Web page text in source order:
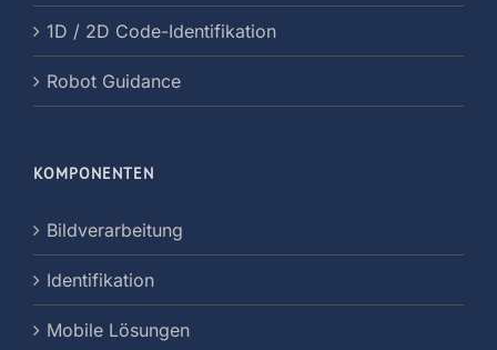
1D / 2D Code-Identifikation
Robot Guidance
KOMPONENTEN
Bildverarbeitung
Identifikation
Mobile Lösungen